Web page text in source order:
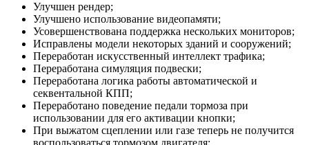
Улучшен рендер;
Улучшено использование видеопамяти;
Усовершенствована поддержка нескольких мониторов;
Исправлены модели некоторых зданий и сооружений;
Переработан искусственный интеллект трафика;
Переработана симуляция подвески;
Переработана логика работы автоматической и
секвентальной КПП;
Переработано поведение педали тормоза при
использовании для его активации кнопки;
При выжатом сцеплении или газе теперь не получится